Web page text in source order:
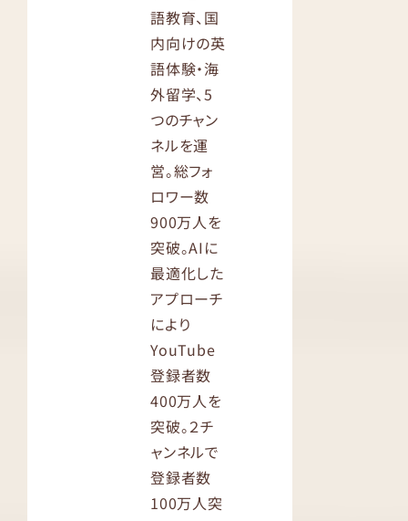
語教育、国
内向けの英
語体験・海
外留学、5
つのチャン
ネルを運
営。総フォ
ロワー数
900万人を
突破。AIに
最適化した
アプローチ
により
YouTube
登録者数
400万人を
突破。２チ
ャンネルで
登録者数
100万人突